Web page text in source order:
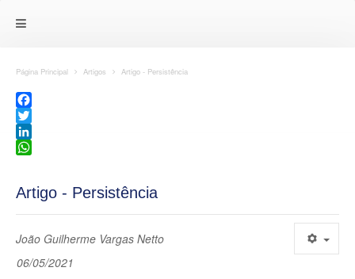
Página Principal Artigos Artigo - Persistência
Facebook
Twitter
LinkedIn
Artigo - Persistência
João Guilherme Vargas Netto
06/05/2021